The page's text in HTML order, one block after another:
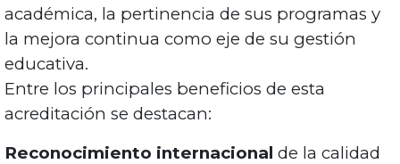
académica, la pertinencia de sus programas y
la mejora continua como eje de su gestión
educativa.
Entre los principales beneficios de esta
acreditación se destacan:
Reconocimiento internacional de la calidad